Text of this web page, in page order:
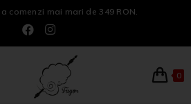
comenzi mai mari de 349 RON.
0